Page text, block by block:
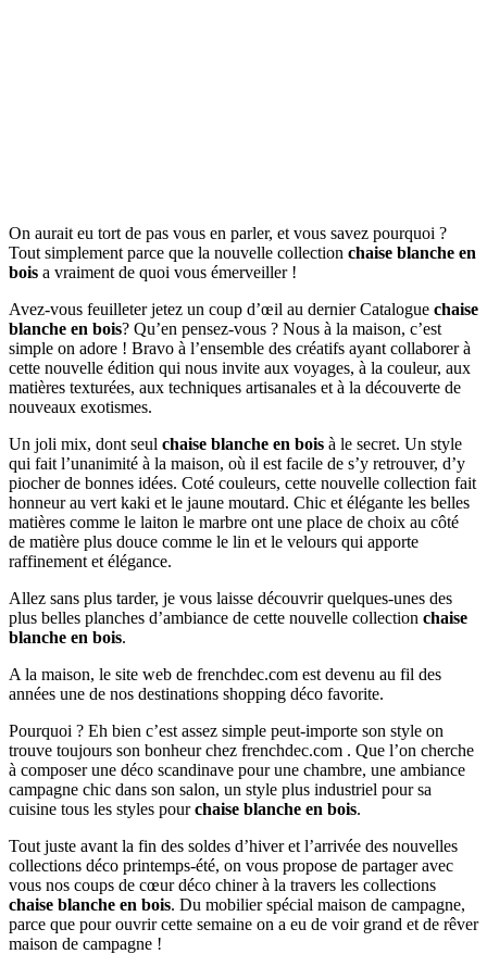
On aurait eu tort de pas vous en parler, et vous savez pourquoi ?
Tout simplement parce que la nouvelle collection chaise blanche en
bois a vraiment de quoi vous émerveiller !
Avez-vous feuilleter jetez un coup d’œil au dernier Catalogue chaise
blanche en bois? Qu’en pensez-vous ? Nous à la maison, c’est
simple on adore ! Bravo à l’ensemble des créatifs ayant collaborer à
cette nouvelle édition qui nous invite aux voyages, à la couleur, aux
matières texturées, aux techniques artisanales et à la découverte de
nouveaux exotismes.
Un joli mix, dont seul chaise blanche en bois à le secret. Un style
qui fait l’unanimité à la maison, où il est facile de s’y retrouver, d’y
piocher de bonnes idées. Coté couleurs, cette nouvelle collection fait
honneur au vert kaki et le jaune moutard. Chic et élégante les belles
matières comme le laiton le marbre ont une place de choix au côté
de matière plus douce comme le lin et le velours qui apporte
raffinement et élégance.
Allez sans plus tarder, je vous laisse découvrir quelques-unes des
plus belles planches d’ambiance de cette nouvelle collection chaise
blanche en bois.
A la maison, le site web de frenchdec.com est devenu au fil des
années une de nos destinations shopping déco favorite.
Pourquoi ? Eh bien c’est assez simple peut-importe son style on
trouve toujours son bonheur chez frenchdec.com . Que l’on cherche
à composer une déco scandinave pour une chambre, une ambiance
campagne chic dans son salon, un style plus industriel pour sa
cuisine tous les styles pourchaise blanche en bois.
Tout juste avant la fin des soldes d’hiver et l’arrivée des nouvelles
collections déco printemps-été, on vous propose de partager avec
vous nos coups de cœur déco chiner à la travers les collections
chaise blanche en bois. Du mobilier spécial maison de campagne,
parce que pour ouvrir cette semaine on a eu de voir grand et de rêver
maison de campagne !